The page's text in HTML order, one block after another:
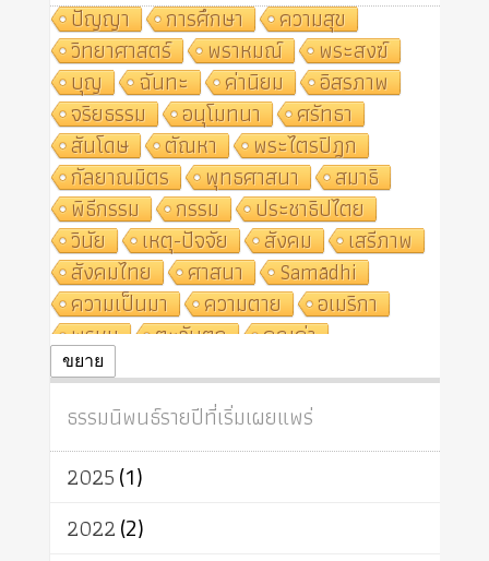
ปัญญา
การศึกษา
ความสุข
วิทยาศาสตร์
พราหมณ์
พระสงฆ์
บุญ
ฉันทะ ค่านิยม
อิสรภาพ
จริยธรรม
อนุโมทนา
ศรัทธา
สันโดษ
ตัณหา
พระไตรปิฎก
กัลยาณมิตร
พุทธศาสนา
สมาธิ
พิธีกรรม
กรรม
ประชาธิปไตย
วินัย
เหตุ-ปัจจัย สังคม
เสรีภาพ
สังคมไทย
ศาสนา
Samādhi
ความเป็นมา
ความตาย
อเมริกา
พรหม
ตะวันตก
คุณค่า
ปฏิจจสมุปบาท
ศาสนาประจำชาติ
อินเดีย
ผู้บริโภค
ธรรมาธิปไตย
จักร
การแยกรัฐกับศาสนา
ธรรมชาติ
เทคโนโลยี
สิทธิ
พุทธบริษัท
ขยาย
ธรรมนิพนธ์รายปีที่เริ่มเผยแพร่
2025(1)
2022(2)